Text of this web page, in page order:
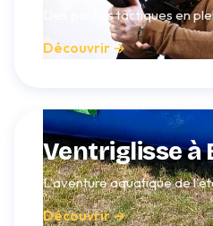
Des parties tactiques en
Découvrir →
Ventriglisse à
L'aventure aquatique de
Découvrir →